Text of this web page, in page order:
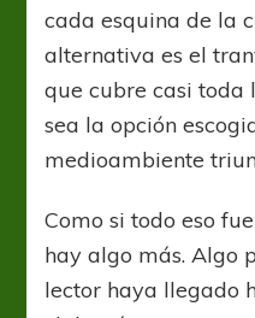
cada esquina de la
alternativa es el
que cubre casi toda
sea la opción
medioambiente
Como si todo eso
hay algo más. Algo
lector haya llegado